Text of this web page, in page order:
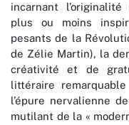
incarnant l’originalité
plus ou moins
pesants de la
de Zélie Martin), la
créativité et de
littéraire
l’épure nervalienne de
mutilant de la «